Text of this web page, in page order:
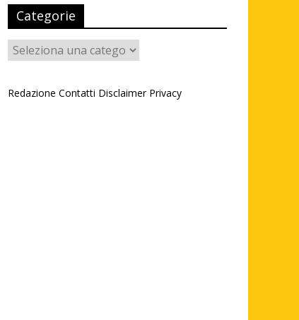
Categorie
Categorie
Redazione Contatti Disclaimer Privacy